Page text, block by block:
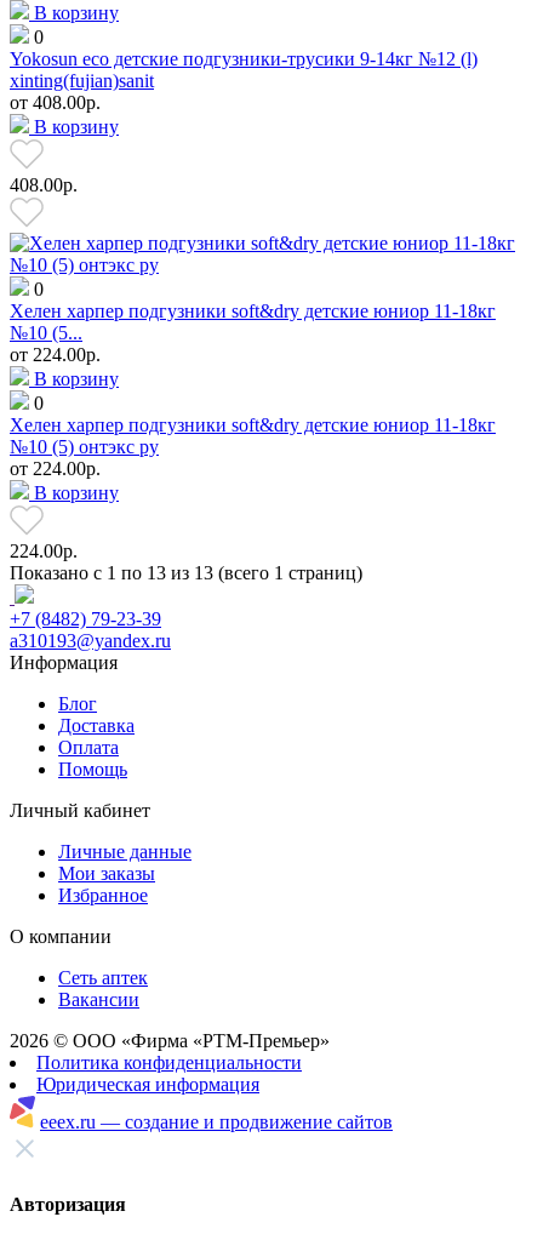
В корзину
0
Yokosun eco детские подгузники-трусики 9-14кг №12 (l)
xinting(fujian)sanit
от 408.00р.
В корзину
408.00р.
0
Хелен харпер подгузники soft&dry детские юниор 11-18кг
№10 (5...
от 224.00р.
В корзину
0
Хелен харпер подгузники soft&dry детские юниор 11-18кг
№10 (5) онтэкс ру
от 224.00р.
В корзину
224.00р.
Показано с 1 по 13 из 13 (всего 1 страниц)
+7 (8482) 79-23-39
a310193@yandex.ru
Информация
Блог
Доставка
Оплата
Помощь
Личный кабинет
Личные данные
Мои заказы
Избранное
О компании
Сеть аптек
Вакансии
2026 © ООО «Фирма «РТМ-Премьер»
Политика конфиденциальности
Юридическая информация
eeex.ru — создание и продвижение сайтов
Авторизация